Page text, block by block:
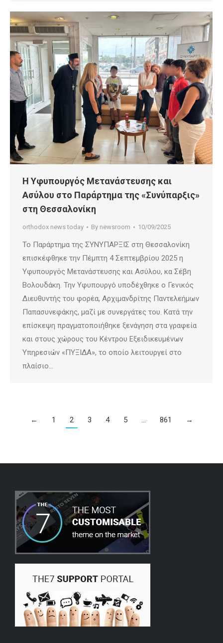
Η Υφυπουργός Μετανάστευσης και
Ασύλου στο Παράρτημα της «Συνύπαρξις»
στη Θεσσαλονίκη
orthodox news today By newsroom 10/09/2025
Το Παράρτημα της ΣΥΝΥΠΑΡΞΙΣ στη Θεσσαλονίκη
επισκέφθηκε την Πέμπτη 4 Σεπτεμβρίου 2025 η
Υφυπουργός Μετανάστευσης και Ασύλου, κα Σέβη
Βολουδάκη. Την Υφυπουργό υποδέχθηκε ο Γενικός
Διευθυντής του φορέα, Αρχιμανδρίτης Παντελεήμων
Παπασυνεφάκης, μαζί με συνεργάτες του. Κατά την
επίσκεψη πραγματοποιήθηκε ξενάγηση στα γραφεία
και στους χώρους του Κέντρου Εξειδικευμένων
Υπηρεσιών «ΠΥΞΙΔΑ», το οποίο λειτουργεί στο
πλαίσιο…
← 1 2 3 4 5 … 861 →